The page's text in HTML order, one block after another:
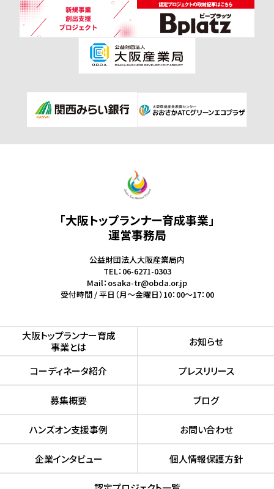
「大阪トップランナー育成事業」
運営事務局
公益財団法人大阪産業局内
TEL：06-6271-0303
Mail：osaka-tr@obda.or.jp
受付時間 / 平日（月～金曜日）10：00～17：00
⼤阪トップランナー育成
事業とは
お知らせ
コーディネータ紹介 プレスリリース
募集概要 ブログ
ハンズオン⽀援事例 お問い合わせ
企業インタビュー 個人情報保護方針